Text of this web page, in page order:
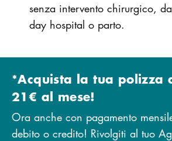
senza intervento chirurgico,
day hospital o parto.
*Acquista la tua polizza
21€ al mese!
Ora anche con pagamento
debito o credito! Rivolgiti al tuo